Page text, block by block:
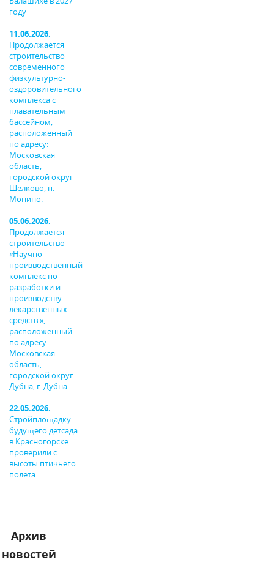
году
11.06.2026.
Продолжается
строительство
современного
физкультурно-
оздоровительного
комплекса с
плавательным
бассейном,
расположенный
по адресу:
Московская
область,
городской округ
Щелково, п.
Монино.
05.06.2026.
Продолжается
строительство
«Научно-
производственный
комплекс по
разработки и
производству
лекарственных
средств »,
расположенный
по адресу:
Московская
область,
городской округ
Дубна, г. Дубна
22.05.2026.
Стройплощадку
будущего детсада
в Красногорске
проверили с
высоты птичьего
полета
Архив
новостей